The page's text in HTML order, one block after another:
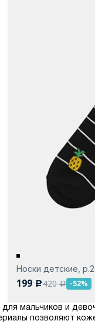
Носки детские,
199 c420a -52%
мальчиков и
позволяют